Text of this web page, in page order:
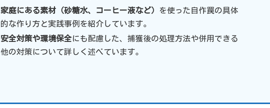
家庭にある素材（砂糖水、コーヒー液など） を使った自作罠の具体
的な作り方と実践事例を紹介しています。
安全対策や環境保全にも配慮した、捕獲後の処理方法や併用できる
他の対策について詳しく述べています。